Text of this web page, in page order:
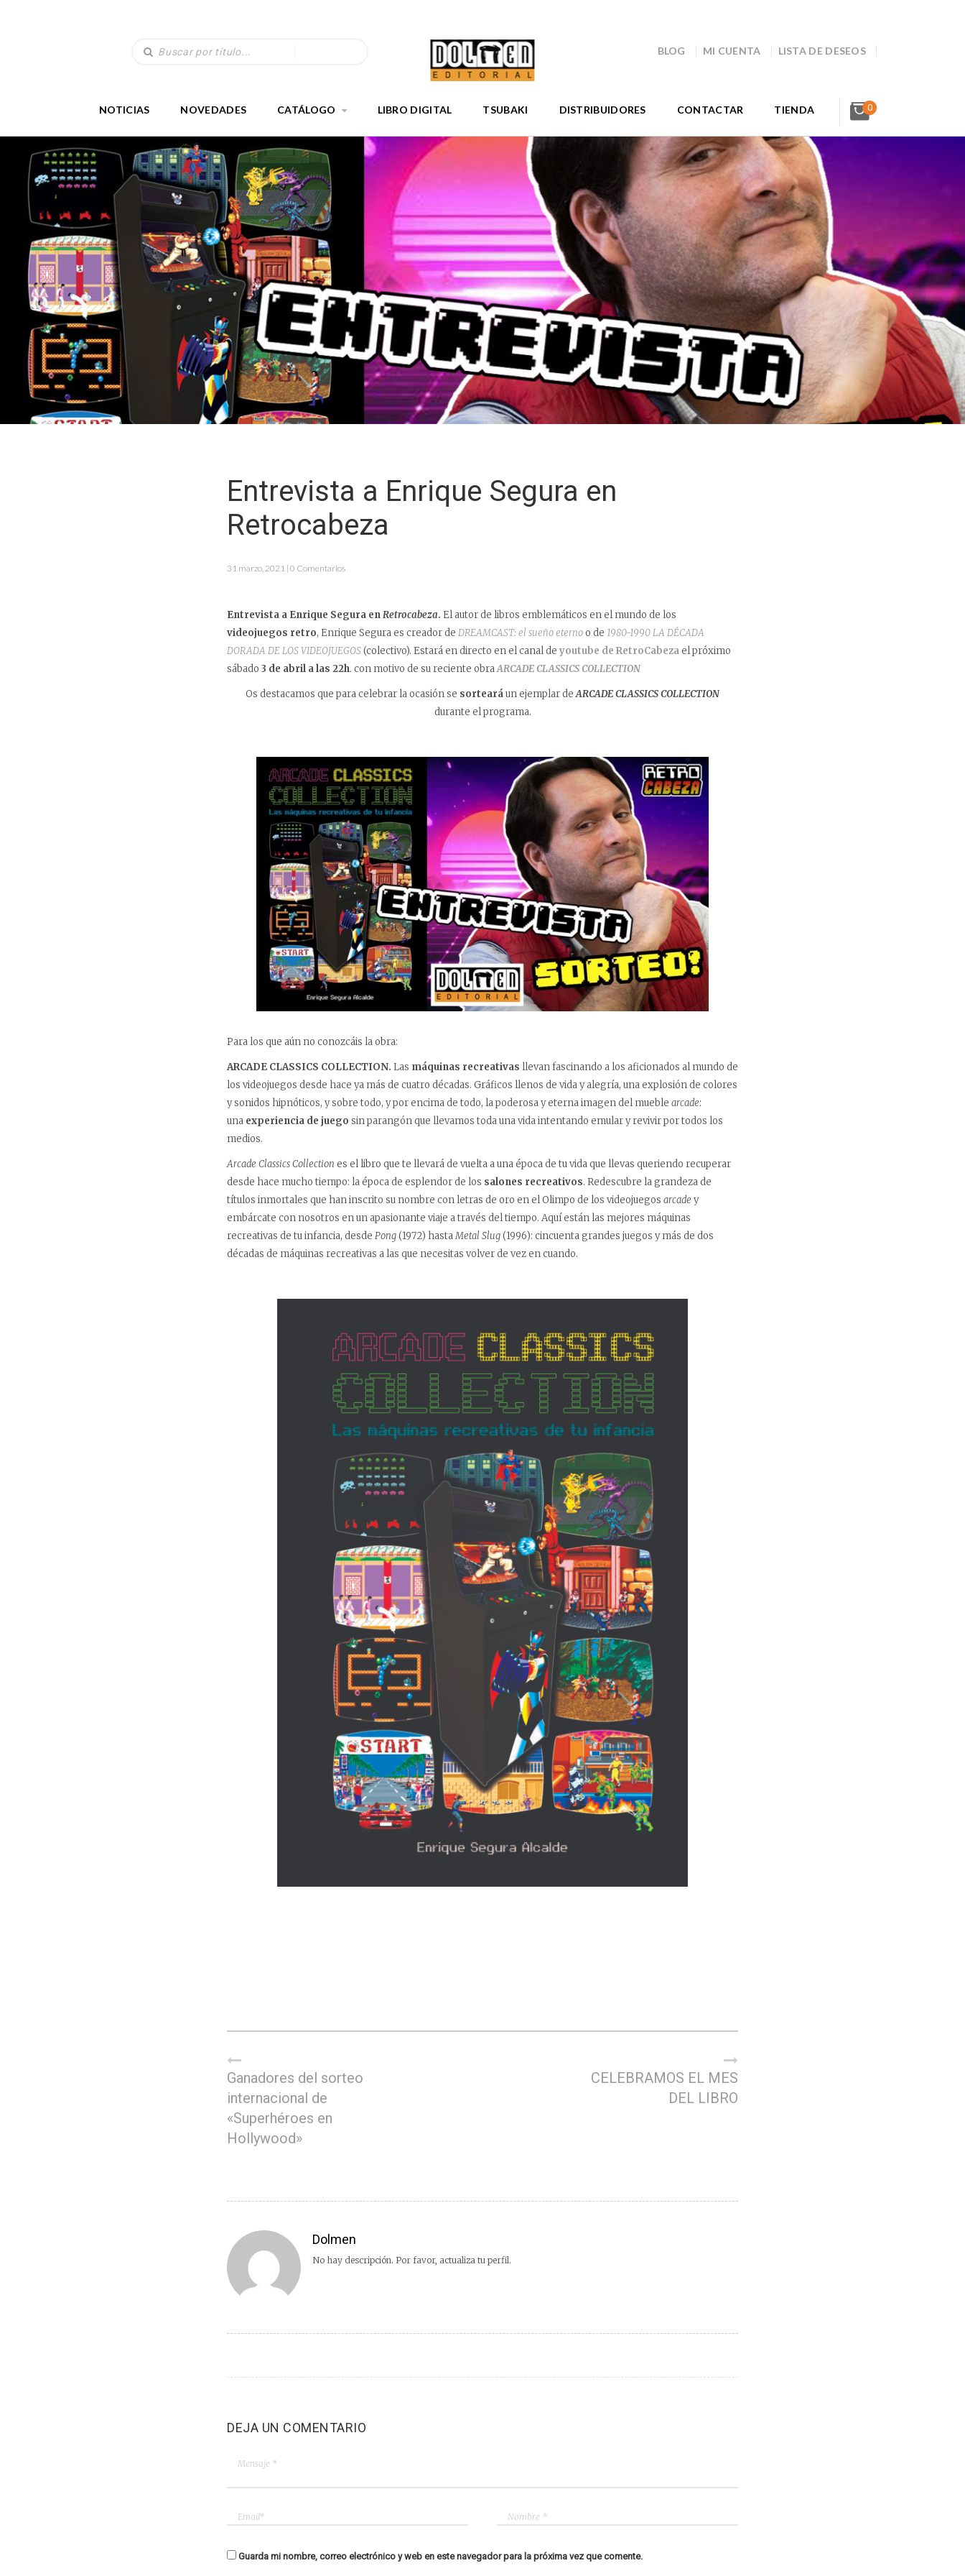
BLOG MI CUENTA LISTA DE DESEOS
NOTICIAS NOVEDADES CATÁLOGO LIBRO DIGITAL TSUBAKI DISTRIBUIDORES CONTACTAR TIENDA 0
Entrevista a Enrique Segura en
Retrocabeza
31 marzo, 2021 | 0 Comentarios
Entrevista a Enrique Segura enRetrocabeza. El autor de libros emblemáticos en el mundo de los
videojuegos retro, Enrique Segura es creador de DREAMCAST: el sueño eternoo de 1980-1990 LA DÉCADA
DORADA DE LOS VIDEOJUEGOS(colectivo). Estará en directo en el canal de youtube de RetroCabezael próximo
sábado 3 de abril a las 22h. con motivo de su reciente obraARCADE CLASSICS COLLECTION
Os destacamos que para celebrar la ocasión se sortearáun ejemplar deARCADE CLASSICS COLLECTION
durante el programa.
Para los que aún no conozcáis la obra:
ARCADE CLASSICS COLLECTION. Las máquinas recreativas llevan fascinando a los aficionados al mundo de
los videojuegos desde hace ya más de cuatro décadas. Gráficos llenos de vida y alegría, una explosión de colores
y sonidos hipnóticos, y sobre todo, y por encima de todo, la poderosa y eterna imagen del mueble arcade:
una experiencia de juego sin parangón que llevamos toda una vida intentando emular y revivir por todos los
medios.
Arcade Classics Collection es el libro que te llevará de vuelta a una época de tu vida que llevas queriendo recuperar
desde hace mucho tiempo: la época de esplendor de los salones recreativos. Redescubre la grandeza de
títulos inmortales que han inscrito su nombre con letras de oro en el Olimpo de los videojuegos arcade y
embárcate con nosotros en un apasionante viaje a través del tiempo. Aquí están las mejores máquinas
recreativas de tu infancia, desde Pong(1972) hastaMetal Slug(1996): cincuenta grandes juegos y más de dos
décadas de máquinas recreativas a las que necesitas volver de vez en cuando.
Ganadores del sorteo
internacional de
«Superhéroes en
Hollywood»
CELEBRAMOS EL MES
DEL LIBRO
Dolmen
No hay descripción. Por favor, actualiza tu perfil.
DEJA UN COMENTARIO
Guarda mi nombre, correo electrónico y web en este navegador para la próxima vez que comente.